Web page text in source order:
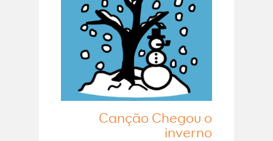
Canção Chegou o
inverno